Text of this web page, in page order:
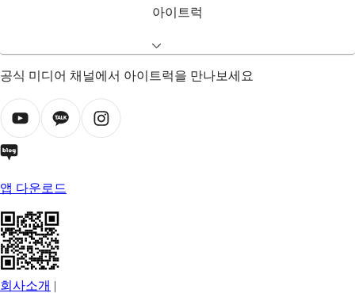
아이트럭
공식 미디어 채널에서 아이트럭을 만나보세요
앱 다운로드
회사소개 |